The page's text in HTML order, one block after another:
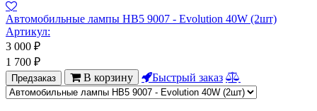
Автомобильные лампы HB5 9007 - Evolution 40W (2шт)
Артикул:
3 000 ₽
1 700 ₽
Предзаказ В корзину Быстрый заказ